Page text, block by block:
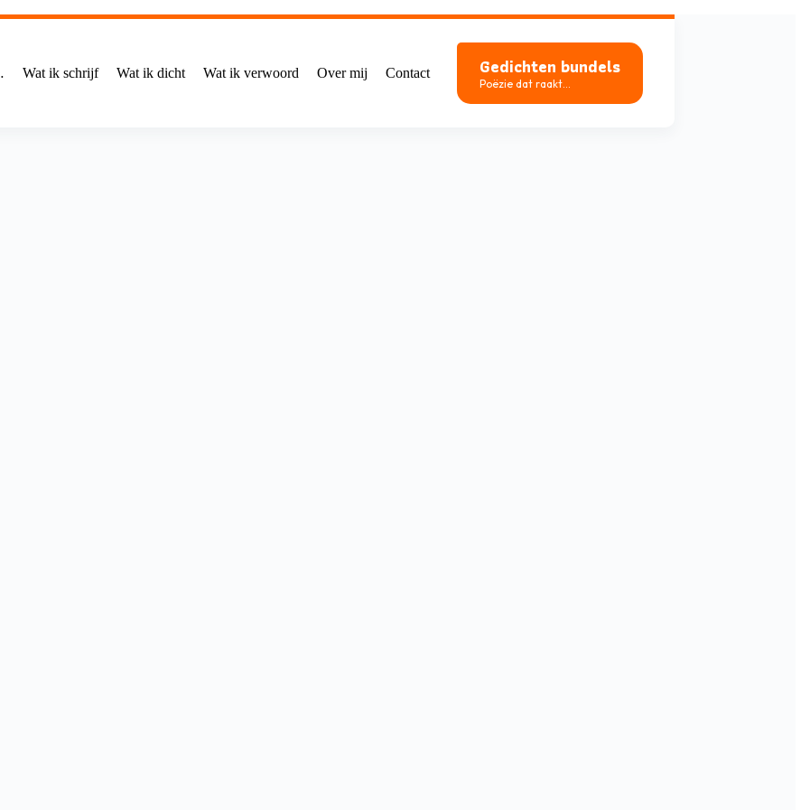
Wat ik schrijf Wat ik dicht Wat ik verwoord Over mij Contact Gedichten bundels
Poëzie dat raakt...